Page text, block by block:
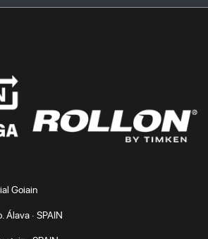
Goiain
Álava · SPAIN